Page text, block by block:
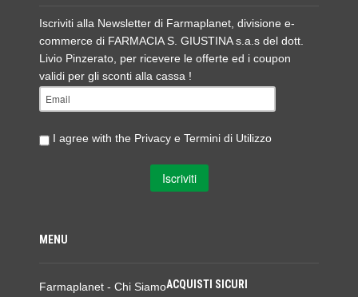
Iscriviti alla Newsletter di Farmaplanet, divisione e-
commerce di FARMACIA S. GIUSTINA s.a.s del dott.
Livio Pinzerato, per ricevere le offerte ed i coupon
validi per gli sconti alla cassa !
I agree with the Privacy e Termini di Utilizzo
MENU
Farmaplanet - Chi SiamoACQUISTI SICURI